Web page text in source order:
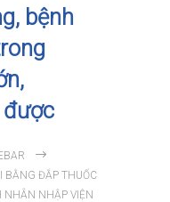
bệnh
được
BẰNG ĐẮP THUỐC
NHẬP VIỆN